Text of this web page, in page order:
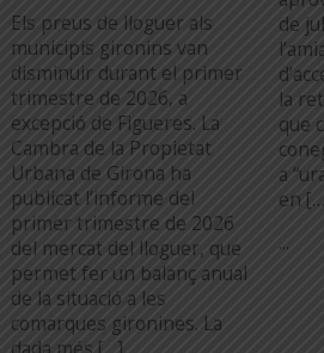
Els preus de lloguer als
municipis gironins van
disminuir durant el primer
trimestre de 2026, a
excepció de Figueres. La
Cambra de la Propietat
Urbana de Girona ha
publicat l’informe del
primer trimestre de 2026
del mercat del lloguer, que
permet fer un balanç anual
de la situació a les
comarques gironines. La
de
la
que
a
en
...